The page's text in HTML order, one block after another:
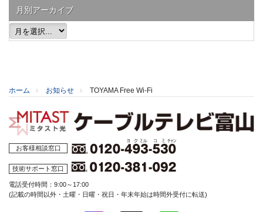
月別アーカイブ
ホーム お知らせ TOYAMA Free Wi-Fi
お客様相談窓口
技術サポート窓口
電話受付時間：9:00～17:00
(記載の時間以外・土曜・日曜・祝日・年末年始は時間外受付に転送)